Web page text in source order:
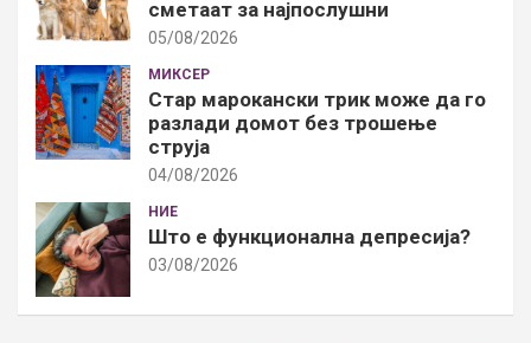
сметаат за најпослушни
05/08/2026
МИКСЕР
Стар марокански трик може да го
разлади домот без трошење
струја
04/08/2026
НИЕ
Што е функционална депресија?
03/08/2026